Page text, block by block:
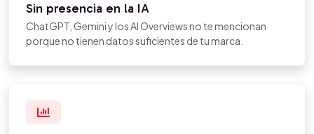
Sin presencia en la IA
ChatGPT, Gemini y los AI Overviews no te mencionan
porque no tienen datos suficientes de tu marca.